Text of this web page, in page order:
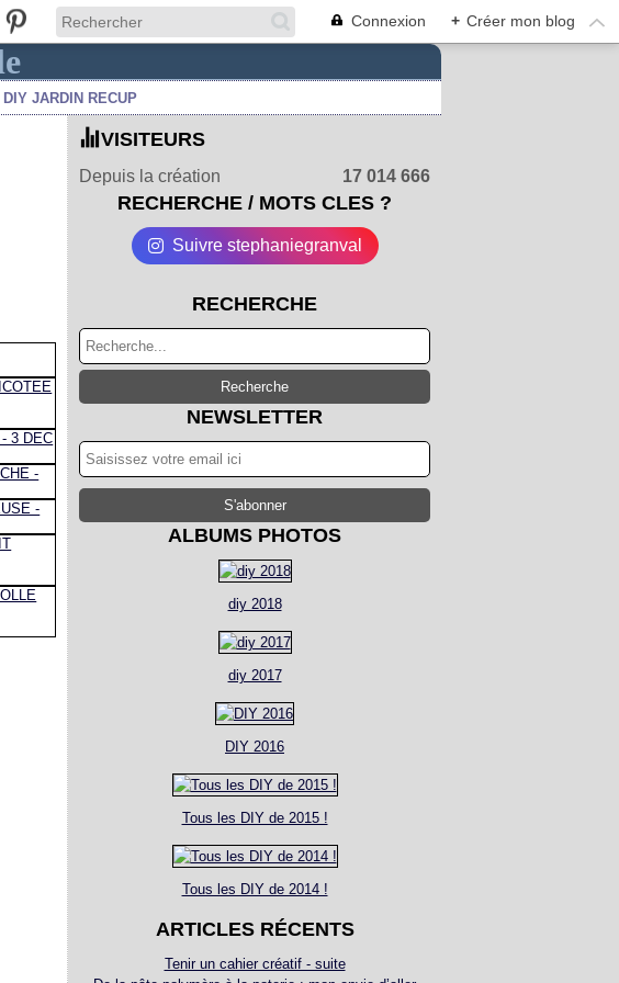
Connexion + Créer mon blog
DIY JARDIN RECUP
VISITEURS
Depuis la création 17 014 666
RECHERCHE / MOTS CLES ?
Suivre stephaniegranval
RECHERCHE
NEWSLETTER
ALBUMS PHOTOS
diy 2018
diy 2017
DIY 2016
Tous les DIY de 2015 !
Tous les DIY de 2014 !
ARTICLES RÉCENTS
Tenir un cahier créatif - suite